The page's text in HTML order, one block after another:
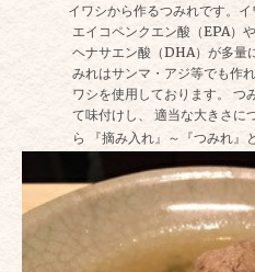
イワシから作るつみれです。
エイコペンクエン酸（EPA）
ヘナサエン酸（DHA）が多量
みれはサンマ・アジ等でも作
ワシを使用しております。 つ
て味付けし、 適当な大きさに
ら 『摘み入れ』～『つみれ』